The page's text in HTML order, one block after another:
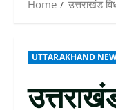
Home उत्तराखंड
UTTARAKHAND